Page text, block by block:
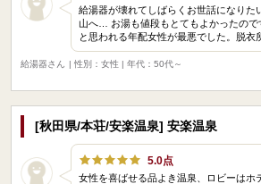
給湯器が壊れてしばらくお世話になりた
山へ… お湯も値段もとてもよかったので
と思われる年配女性が最悪でした。脱衣
給湯器さん
| 性別：女性 | 年代：50代～
[秋田県/本荘/安楽温泉] 安楽温泉
5.0点
女性を喜ばせる品よき温泉、ロビーはホ